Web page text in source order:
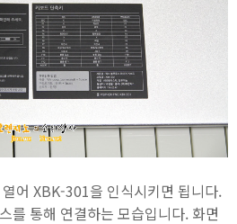
어 XBK-301을 인식시키면 됩니다.
를 통해 연결하는 모습입니다. 화면